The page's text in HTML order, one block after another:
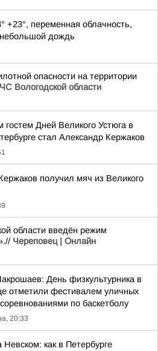
+23°, переменная облачность,
дождь
опасности на территории
Вологодской области
гостем Дней Великого Устюга в
стал Александр Кержаков
получил мяч из Великого
области введён режим
Череповец | Онлайн
День физкультурника в
отметили фестивалем уличных
по баскетболу
20:33
Невском: как в Петербурге